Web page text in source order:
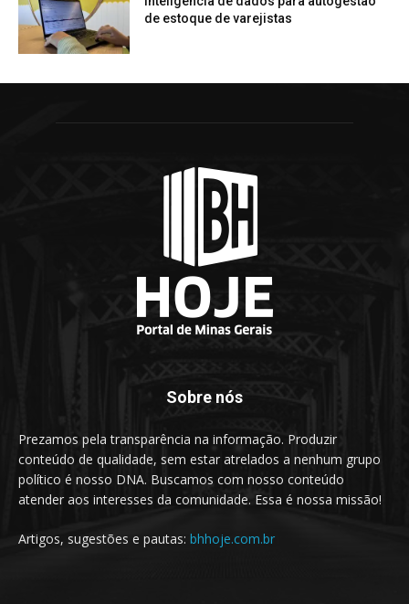
de estoque de varejistas
Sobre nós
Prezamos pela transparência na informação. Produzir
conteúdo de qualidade, sem estar atrelados a nenhum grupo
político é nosso DNA. Buscamos com nosso conteúdo
atender aos interesses da comunidade. Essa é nossa missão!
Artigos, sugestões e pautas: bhhoje.com.br